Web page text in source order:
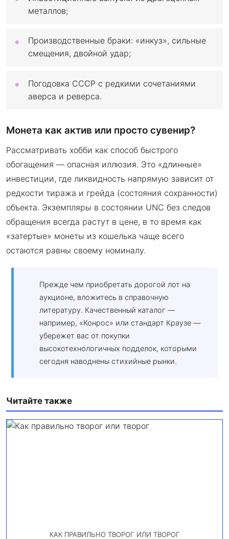
металлов;
Производственные браки: «инкуз», сильные
смещения, двойной удар;
Погодовка СССР с редкими сочетаниями
аверса и реверса.
Монета как актив или просто сувенир?
Рассматривать хобби как способ быстрого
обогащения — опасная иллюзия. Это «длинные»
инвестиции, где ликвидность напрямую зависит от
редкости тиража и грейда (состояния сохранности)
объекта. Экземпляры в состоянии UNC без следов
обращения всегда растут в цене, в то время как
«затертые» монеты из кошелька чаще всего
остаются равны своему номиналу.
Прежде чем приобретать дорогой лот на
аукционе, вложитесь в справочную
литературу. Качественный каталог —
например, «Конрос» или стандарт Краузе —
убережет вас от покупки
высокотехнологичных подделок, которыми
сегодня наводнены стихийные рынки.
Читайте также
КАК ПРАВИЛЬНО ТВОРОГ ИЛИ ТВОРОГ